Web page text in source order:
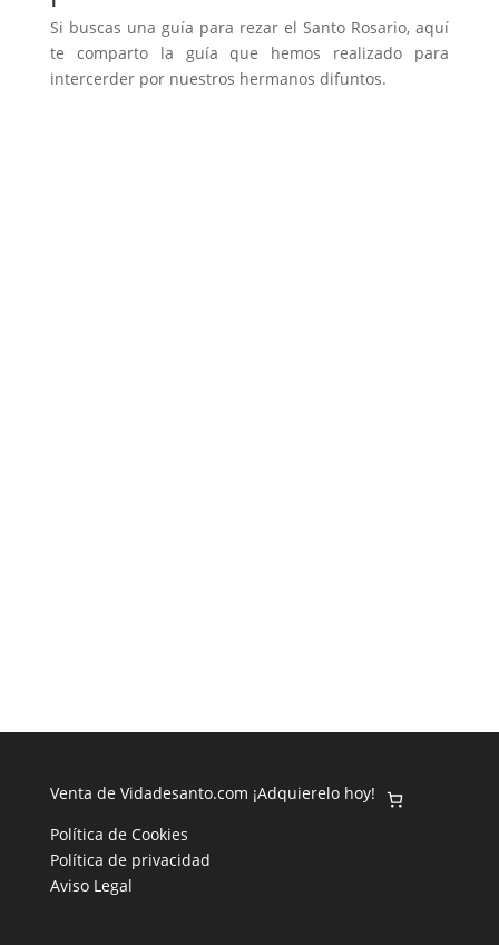
Si buscas una guía para rezar el Santo Rosario, aquí
te comparto la guía que hemos realizado para
intercerder por nuestros hermanos difuntos.
Venta de Vidadesanto.com ¡Adquierelo hoy!
Política de Cookies
Política de privacidad
Aviso Legal